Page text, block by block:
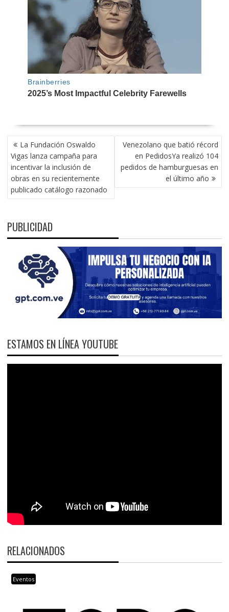
NAVEGACIÓN
DE
ENTRADAS
La Fundación Oswaldo
Vigas lanza campaña para
incentivar la inclusión de
obras en su recientemente
publicado catálogo razonado
Venezolano que batió récord
en PedidosYa realizó 104
pedidos de hamburguesas en
el último año
PUBLICIDAD
ESTAMOS EN LÍNEA YOUTUBE
RELACIONADOS
Eventos